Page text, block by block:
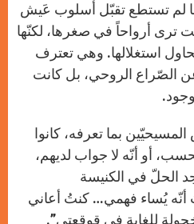
لم تستطع تقبّل أسلوب عَيش
ترى أرواحاً في صغرها، لكنّها
استغلالها. وهي تعترف
الصّراع الروحي، بل كانت
بما تعرفه، كانوا
أو أنّه لا جواب لديهم،
الحلّ في الكنيسة
أنّه يُساء فهمي… كنتُ أعاني
للغاية في قوقعتي”.